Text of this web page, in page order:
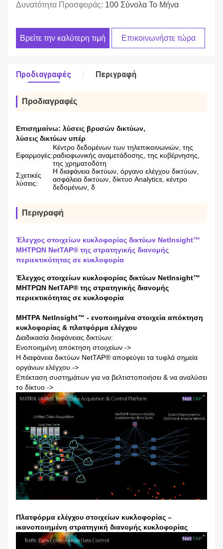
Δυνατότητα Προσφοράς: 100 Σύνολα Το Μήνα
Βρείτε την καλύτερη τιμή Επικοινωνήστε τώρα
Προδιαγραφές Περιγραφή
Προδιαγραφές
Επισημαίνω: λύσεις βρυσών δικτύων,
λύσεις δικτύων υπέρ
Εφαρμογές:
Κέντρο δεδομένων των τηλεπικοινωνιών, της
ραδιοφωνικής αναμετάδοσης, της κυβέρνησης,
της χρηματοδότη
Σχετικές
λύσεις:
Η διαφάνεια δικτύων, όργανο ελέγχου δικτύων,
ασφάλεια δικτύων, δίκτυο Analytics, κέντρο
δεδομένων, δ
Περιγραφή
Έλεγχος στοιχείων κυκλοφορίας δικτύων NetInsight™
ΜΗΤΡΩΝ NetTAP® της στρατηγικής διανομής
περιεκτικότητας σε κυκλοφορία
Έλεγχος στοιχείων κυκλοφορίας δικτύων NetInsight™
ΜΗΤΡΩΝ NetTAP® της στρατηγικής διανομής
περιεκτικότητας σε κυκλοφορία
ΜΗΤΡΑ NetInsight™ - ενοποιημένα στοιχεία απόκτηση
κυκλοφορίας & πλατφόρμα ελέγχου
Διαδικασία διαφάνειας δικτύων:
Ενοποιημένη απόκτηση στοιχείων ->
Η διαφάνεια δικτύων NetTAP® αποφεύγει τα τυφλά σημεία
οργάνων ελέγχου ->
Επέκταση συστημάτων για να βελτιστοποιήσει & να αναλύσει
το δίκτυο ->
Πλατφόρμα ελέγχου στοιχείων κυκλοφορίας –
ικανοποιημένη στρατηγική διανομής κυκλοφορίας